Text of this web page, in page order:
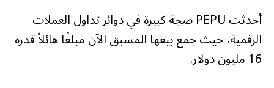
أحدثت PEPU ضجة كبيرة في دوائر تداول العملات
الرقمية، حيث جمع بيعها المسبق الآن مبلغًا هائلاً قدره
16 مليون دولار.